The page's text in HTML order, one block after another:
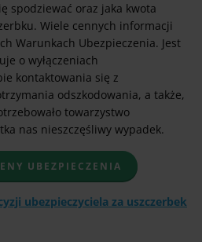
spodziewać oraz jaka kwota
Wiele cennych informacji
Warunkach Ubezpieczenia. Jest
o wyłączeniach
kontaktowania się z
odszkodowania, a także,
towarzystwo
nas nieszczęśliwy wypadek.
UBEZPIECZENIA
ubezpieczyciela za uszczerbek